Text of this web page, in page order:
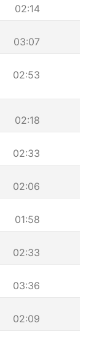
02:14
03:07
02:53
02:18
02:33
02:06
01:58
02:33
03:36
02:09